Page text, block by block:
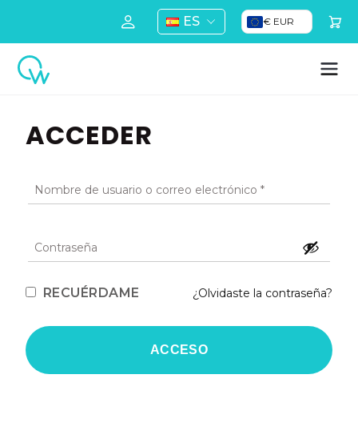
ES € EUR
ACCEDER
RECUÉRDAME ¿Olvidaste la contraseña?
ACCESO